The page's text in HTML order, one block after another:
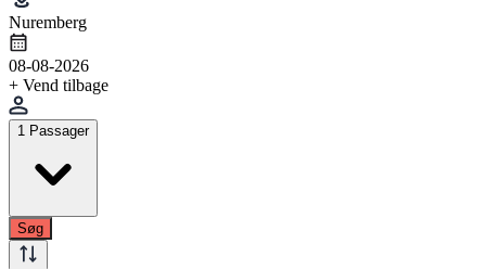
Nuremberg
08-08-2026
+ Vend tilbage
1 Passager
Søg